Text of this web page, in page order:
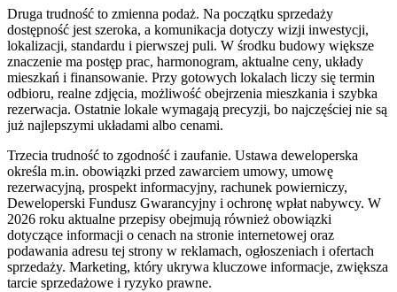
Druga trudność to zmienna podaż. Na początku sprzedaży
dostępność jest szeroka, a komunikacja dotyczy wizji inwestycji,
lokalizacji, standardu i pierwszej puli. W środku budowy większe
znaczenie ma postęp prac, harmonogram, aktualne ceny, układy
mieszkań i finansowanie. Przy gotowych lokalach liczy się termin
odbioru, realne zdjęcia, możliwość obejrzenia mieszkania i szybka
rezerwacja. Ostatnie lokale wymagają precyzji, bo najczęściej nie są
już najlepszymi układami albo cenami.
Trzecia trudność to zgodność i zaufanie. Ustawa deweloperska
określa m.in. obowiązki przed zawarciem umowy, umowę
rezerwacyjną, prospekt informacyjny, rachunek powierniczy,
Deweloperski Fundusz Gwarancyjny i ochronę wpłat nabywcy. W
2026 roku aktualne przepisy obejmują również obowiązki
dotyczące informacji o cenach na stronie internetowej oraz
podawania adresu tej strony w reklamach, ogłoszeniach i ofertach
sprzedaży. Marketing, który ukrywa kluczowe informacje, zwiększa
tarcie sprzedażowe i ryzyko prawne.